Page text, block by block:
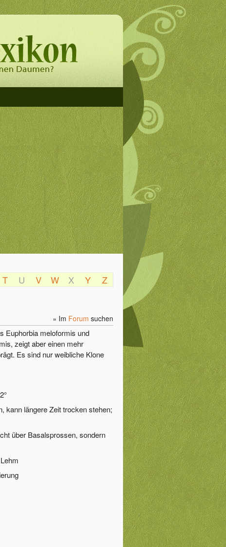
T U V W X Y Z
» Im Forum suchen
Euphorbia meloformis und
zeigt aber einen mehr
Es sind nur weibliche Klone
kann längere Zeit trocken stehen;
über Basalsprossen, sondern